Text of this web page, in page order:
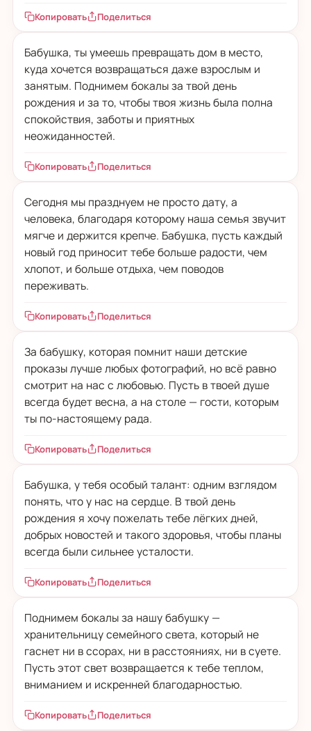
Копировать Поделиться
Бабушка, ты умеешь превращать дом в место,
куда хочется возвращаться даже взрослым и
занятым. Поднимем бокалы за твой день
рождения и за то, чтобы твоя жизнь была полна
спокойствия, заботы и приятных
неожиданностей.
Копировать Поделиться
Сегодня мы празднуем не просто дату, а
человека, благодаря которому наша семья звучит
мягче и держится крепче. Бабушка, пусть каждый
новый год приносит тебе больше радости, чем
хлопот, и больше отдыха, чем поводов
переживать.
Копировать Поделиться
За бабушку, которая помнит наши детские
проказы лучше любых фотографий, но всё равно
смотрит на нас с любовью. Пусть в твоей душе
всегда будет весна, а на столе — гости, которым
ты по-настоящему рада.
Копировать Поделиться
Бабушка, у тебя особый талант: одним взглядом
понять, что у нас на сердце. В твой день
рождения я хочу пожелать тебе лёгких дней,
добрых новостей и такого здоровья, чтобы планы
всегда были сильнее усталости.
Копировать Поделиться
Поднимем бокалы за нашу бабушку —
хранительницу семейного света, который не
гаснет ни в ссорах, ни в расстояниях, ни в суете.
Пусть этот свет возвращается к тебе теплом,
вниманием и искренней благодарностью.
Копировать Поделиться